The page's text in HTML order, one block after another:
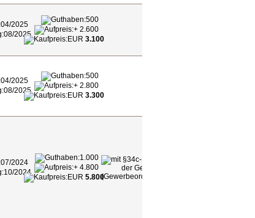
04/2025
08/2025
500
+ 2.600
EUR3.100
04/2025
08/2025
500
+ 2.800
EUR3.300
07/2024
10/2024
1.000
+ 4.800
EUR5.800